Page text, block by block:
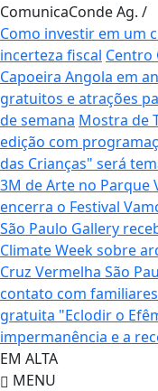
ComunicaConde Ag. /
Como investir em um
incerteza fiscal Centro
Capoeira Angola em
gratuitos e atrações
de semana Mostra de
edição com
das Crianças" será
3M de Arte no Parque
encerra o Festival
São Paulo Gallery
Climate Week sobre
Cruz Vermelha São
contato com familiares
gratuita "Eclodir o
impermanência e a
EM ALTA
MENU